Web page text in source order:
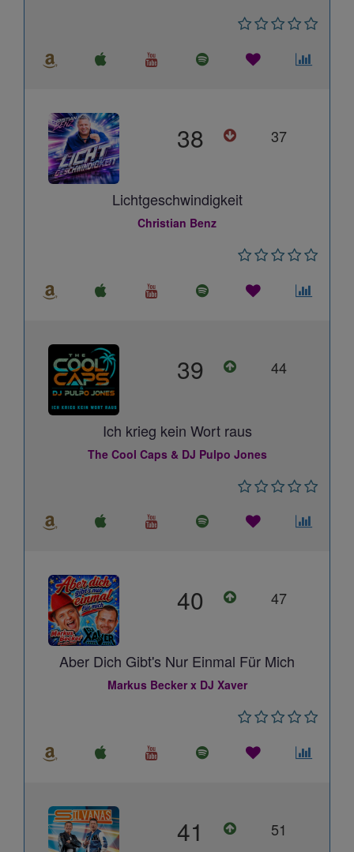
38 37
Lichtgeschwindigkeit
Christian Benz
39 44
Ich krieg kein Wort raus
The Cool Caps & DJ Pulpo Jones
40 47
Aber Dich Gibt's Nur Einmal Für Mich
Markus Becker x DJ Xaver
41 51